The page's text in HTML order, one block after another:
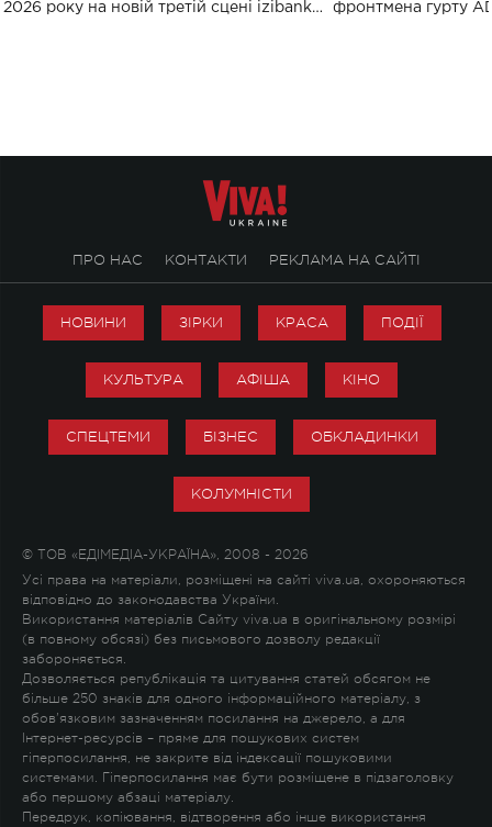
2026 року на новій третій сцені izibank
фронтмена гурту
ПРО НАС КОНТАКТИ РЕКЛАМА НА САЙТІ
НОВИНИ ЗІРКИ КРАСА ПОДІЇ
КУЛЬТУРА АФІША КІНО
СПЕЦТЕМИ БІЗНЕС ОБКЛАДИНКИ
КОЛУМНІСТИ
© ТОВ «ЕДІМЕДІА-УКРАЇНА», 2008 - 2026
Усі права на матеріали, розміщені на сайті viva.ua, охороняються
відповідно до законодавства України.
Використання матеріалів Сайту viva.ua в оригінальному розмірі
(в повному обсязі) без письмового дозволу редакції
забороняється.
Дозволяється републікація та цитування статей обсягом не
більше 250 знаків для одного інформаційного матеріалу, з
обов'язковим зазначенням посилання на джерело, а для
Інтернет-ресурсів – пряме для пошукових систем
гіперпосилання, не закрите від індексації пошуковими
системами. Гіперпосилання має бути розміщене в підзаголовку
або першому абзаці матеріалу.
Передрук, копіювання, відтворення або інше використання